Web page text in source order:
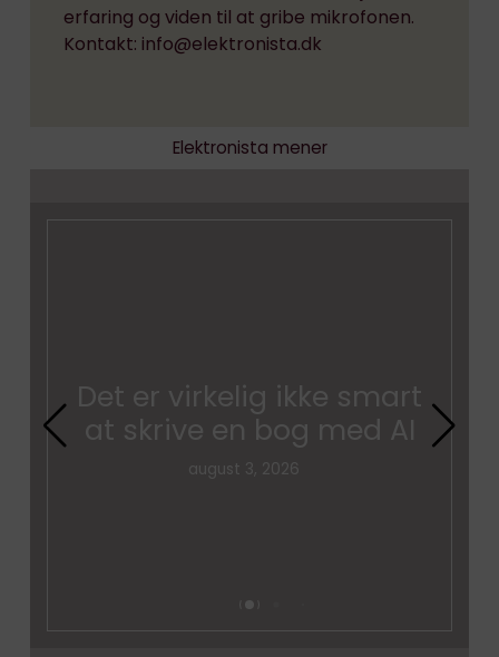
erfaring og viden til at gribe mikrofonen.
Kontakt: info@elektronista.dk
Elektronista mener
Det er virkelig ikke smart
at skrive en bog med AI
august 3, 2026